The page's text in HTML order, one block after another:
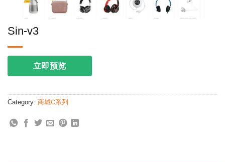
Sin-v3
立即预览
Category: 商城C系列